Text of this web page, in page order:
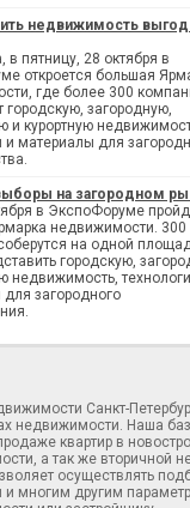
недвижимость
в пятницу, 28 октября в
откроется большая
где более 300
городскую, загородную,
и курортную
и материалы для
на загородном
в ЭкспоФоруме
недвижимости. 300
на одной
городскую,
недвижимость,
загородного
Санкт-
недвижимости. Наша
квартир в
а так же вторичной
осуществлять
и многим другим